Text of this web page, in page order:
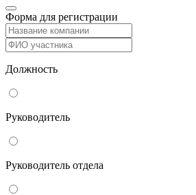
Форма для регистрации
Должность
Руководитель
Руководитель отдела